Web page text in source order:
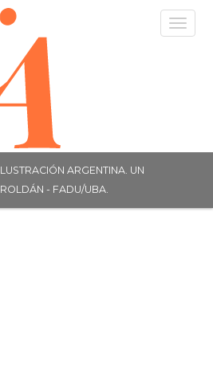
ARGENTINA. UN
- FADU/UBA.